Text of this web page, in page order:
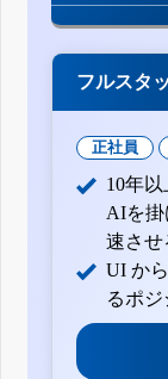
フルスタ
正社員
10年
AIを掛
速させ
UI か
るポジ